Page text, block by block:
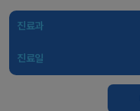
진료과
진료일